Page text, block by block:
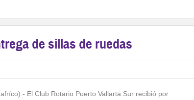
de sillas de ruedas
El Club Rotario Puerto Vallarta Sur recibió por